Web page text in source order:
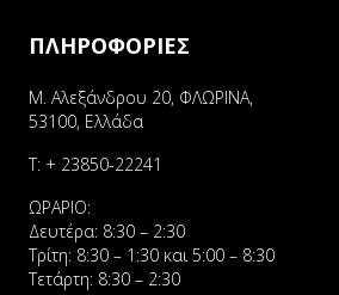
ΠΛΗΡΟΦΟΡΙΕΣ
Μ. Αλεξάνδρου 20, ΦΛΩΡΙΝΑ,
53100, Ελλάδα
Τ: + 23850-22241
ΩΡΑΡΙΟ:
Δευτέρα: 8:30 – 2:30
Τρίτη: 8:30 – 1:30 και 5:00 – 8:30
Τετάρτη: 8:30 – 2:30